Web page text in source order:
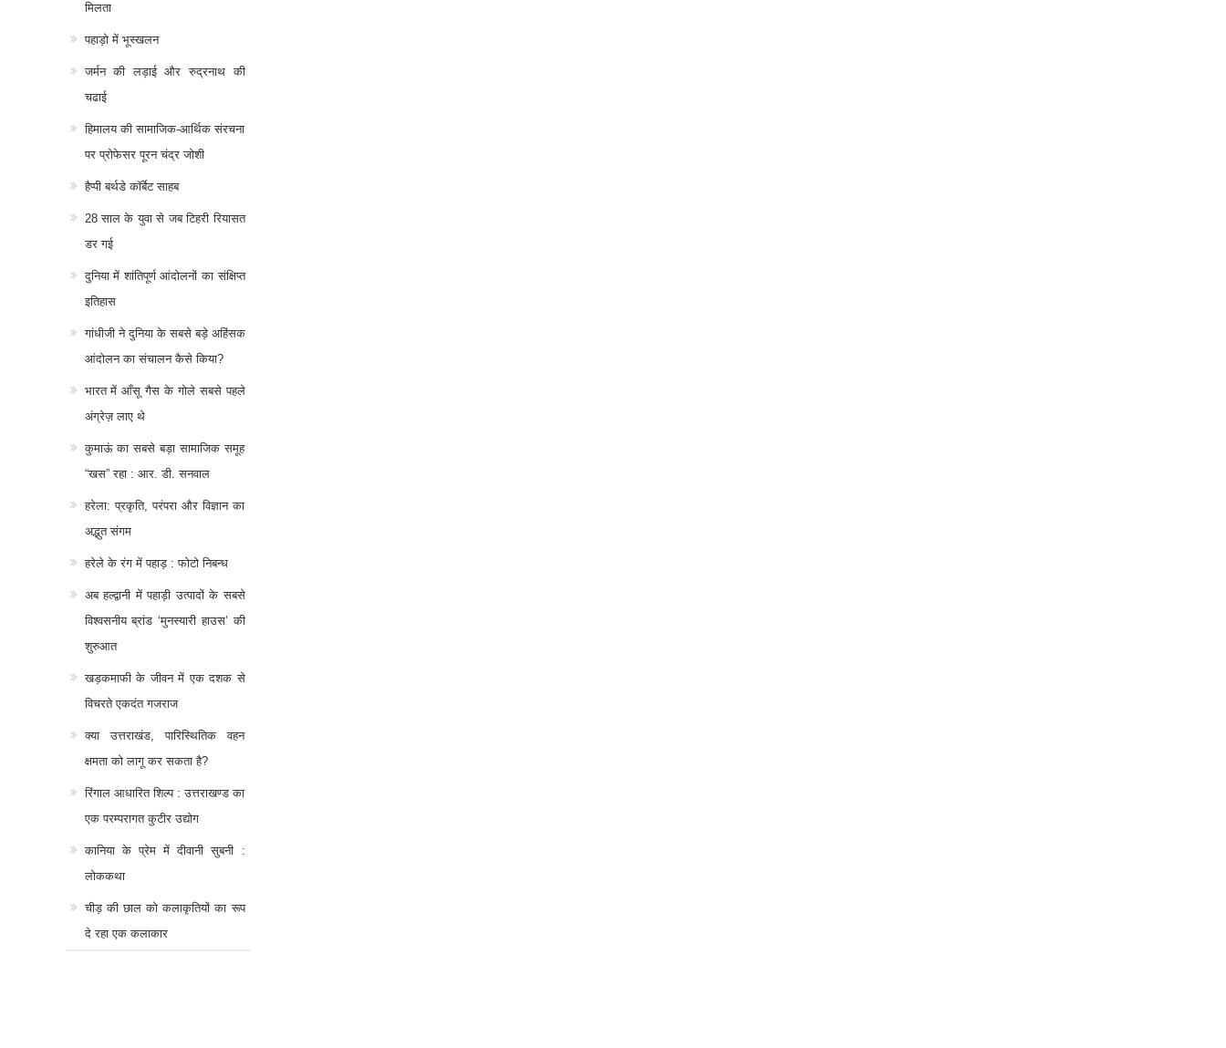
मिलता
पहाड़ो में भूस्खलन
जर्मन की लड़ाई और रुद्रनाथ की
चढाई
हिमालय की सामाजिक-आर्थिक संरचना
पर प्रोफेसर पूरन चंद्र जोशी
हैप्पी बर्थडे कॉर्बेट साहब
28 साल के युवा से जब टिहरी रियासत
डर गई
दुनिया में शांतिपूर्ण आंदोलनों का संक्षिप्त
इतिहास
गांधीजी ने दुनिया के सबसे बड़े अहिंसक
आंदोलन का संचालन कैसे किया?
भारत में आँसू गैस के गोले सबसे पहले
अंग्रेज़ लाए थे
कुमाऊं का सबसे बड़ा सामाजिक समूह
“खस” रहा : आर. डी. सनवाल
हरेला: प्रकृति, परंपरा और विज्ञान का
अद्भुत संगम
हरेले के रंग में पहाड़ : फोटो निबन्ध
अब हल्द्वानी में पहाड़ी उत्पादों के सबसे
विश्वसनीय ब्रांड ‘मुनस्यारी हाउस’ की
शुरुआत
खड़कमाफी के जीवन में एक दशक से
विचरते एकदंत गजराज
क्या उत्तराखंड, पारिस्थितिक वहन
क्षमता को लागू कर सकता है?
रिंगाल आधारित शिल्प : उत्तराखण्ड का
एक परम्परागत कुटीर उद्योग
कानिया के प्रेम में दीवानी सुबनी :
लोककथा
चीड़ की छाल को कलाकृतियों का रूप
दे रहा एक कलाकार